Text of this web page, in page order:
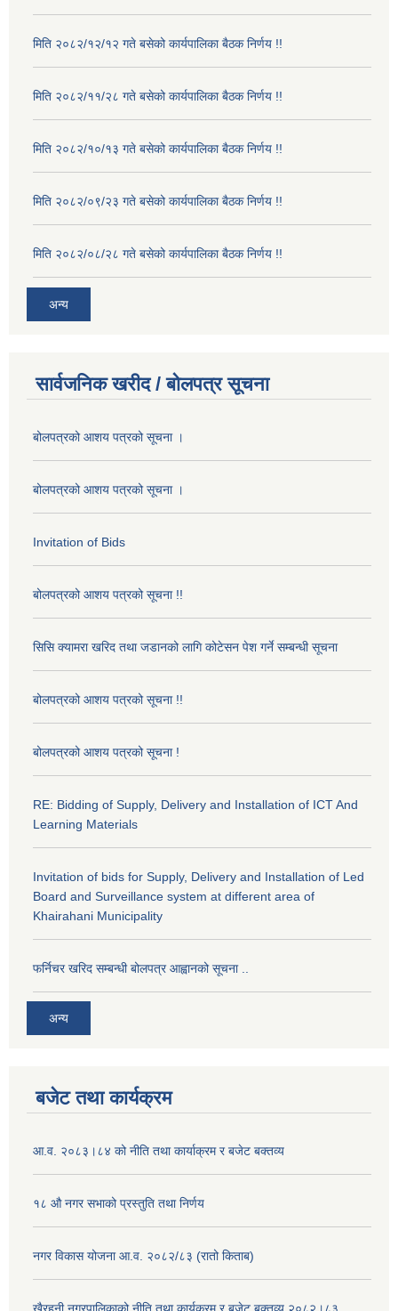
मिति २०८२/१२/१२ गते बसेको कार्यपालिका बैठक निर्णय !!
मिति २०८२/११/२८ गते बसेको कार्यपालिका बैठक निर्णय !!
मिति २०८२/१०/१३ गते बसेको कार्यपालिका बैठक निर्णय !!
मिति २०८२/०९/२३ गते बसेको कार्यपालिका बैठक निर्णय !!
मिति २०८२/०८/२८ गते बसेको कार्यपालिका बैठक निर्णय !!
अन्य
सार्वजनिक खरीद / बोलपत्र सूचना
बोलपत्रको आशय पत्रको सूचना ।
बोलपत्रको आशय पत्रको सूचना ।
Invitation of Bids
बोलपत्रको आशय पत्रको सूचना !!
सिसि क्यामरा खरिद तथा जडानको लागि कोटेसन पेश गर्ने सम्बन्धी सूचना
बोलपत्रको आशय पत्रको सूचना !!
बोलपत्रको आशय पत्रको सूचना !
RE: Bidding of Supply, Delivery and Installation of ICT And
Learning Materials
Invitation of bids for Supply, Delivery and Installation of Led
Board and Surveillance system at different area of
Khairahani Municipality
फर्निचर खरिद सम्बन्धी बोलपत्र आह्वानको सूचना ..
अन्य
बजेट तथा कार्यक्रम
आ.व. २०८३।८४ को नीति तथा कार्याक्रम र बजेट बक्तव्य
१८ औ नगर सभाको प्रस्तुति तथा निर्णय
नगर विकास योजना आ.व. २०८२/८३ (रातो किताब)